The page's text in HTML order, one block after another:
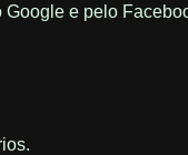
e pelo